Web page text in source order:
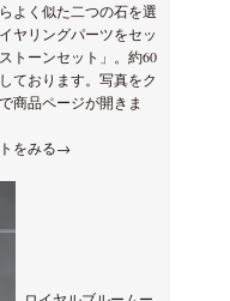
よく似た二つの石を選
ヤリングパーツをセッ
トーンセット」。約60
ております。写真をク
商品ページが開きま
をみる→